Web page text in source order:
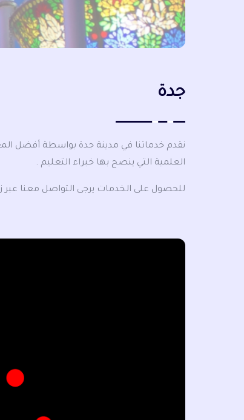
جدة
نقدم خدماتنا في مدينة جدة بواسطة أفضل
العلمية التي ينصح بها خبراء التعليم .
للحصول على الخدمات يرجى التواصل معنا عبر